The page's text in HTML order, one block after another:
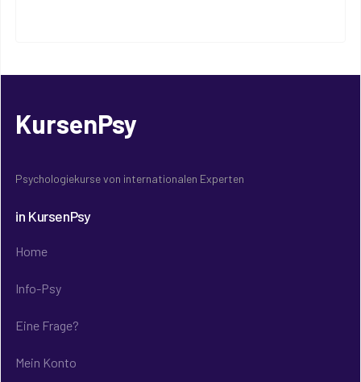
KursenPsy
Psychologiekurse von internationalen Experten
in KursenPsy
Home
Info-Psy
Eine Frage?
Mein Konto